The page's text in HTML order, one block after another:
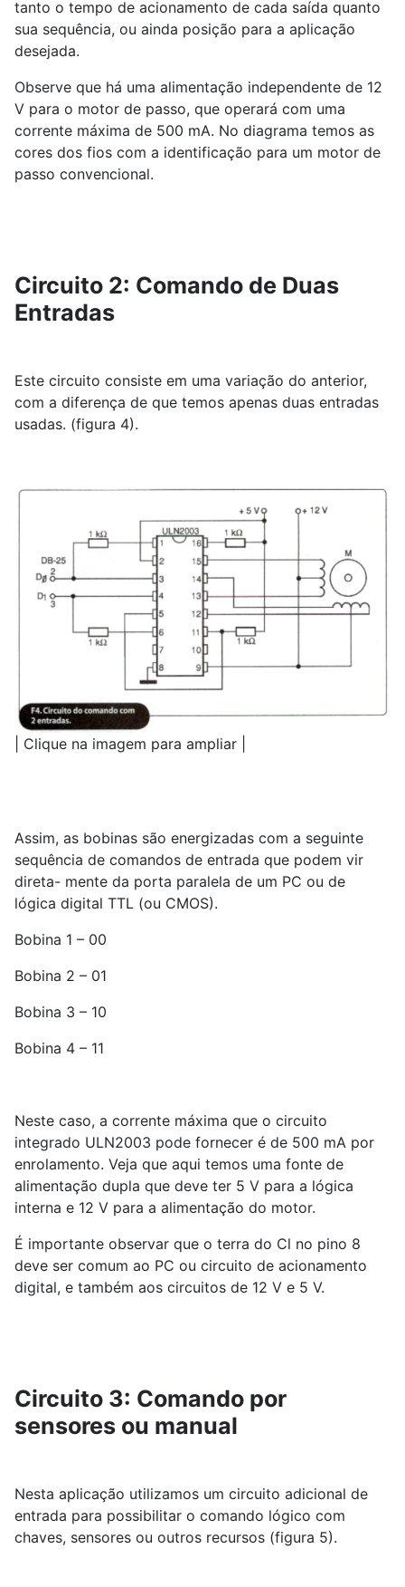
tanto o tempo de acionamento de cada saída quanto
sua sequência, ou ainda posição para a aplicação
desejada.
Observe que há uma alimentação independente de 12
V para o motor de passo, que operará com uma
corrente máxima de 500 mA. No diagrama temos as
cores dos fios com a identificação para um motor de
passo convencional.
Circuito 2: Comando de Duas
Entradas
Este circuito consiste em uma variação do anterior,
com a diferença de que temos apenas duas entradas
usadas. (figura 4).
| Clique na imagem para ampliar |
Assim, as bobinas são energizadas com a seguinte
sequência de comandos de entrada que podem vir
direta- mente da porta paralela de um PC ou de
lógica digital TTL (ou CMOS).
Bobina 1 – 00
Bobina 2 – 01
Bobina 3 – 10
Bobina 4 – 11
Neste caso, a corrente máxima que o circuito
integrado ULN2003 pode fornecer é de 500 mA por
enrolamento. Veja que aqui temos uma fonte de
alimentação dupla que deve ter 5 V para a lógica
interna e 12 V para a alimentação do motor.
É importante observar que o terra do Cl no pino 8
deve ser comum ao PC ou circuito de acionamento
digital, e também aos circuitos de 12 V e 5 V.
Circuito 3: Comando por
sensores ou manual
Nesta aplicação utilizamos um circuito adicional de
entrada para possibilitar o comando lógico com
chaves, sensores ou outros recursos (figura 5).